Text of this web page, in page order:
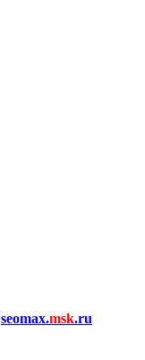
seomax.msk.ru